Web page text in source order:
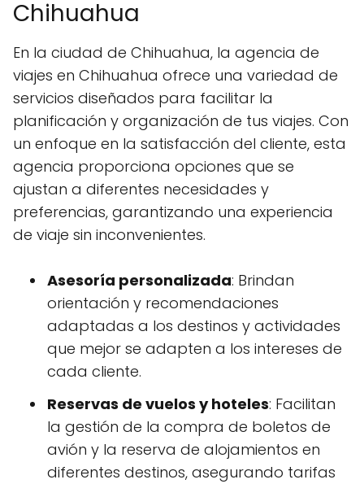
Chihuahua
En la ciudad de Chihuahua, la agencia de
viajes en Chihuahua ofrece una variedad de
servicios diseñados para facilitar la
planificación y organización de tus viajes. Con
un enfoque en la satisfacción del cliente, esta
agencia proporciona opciones que se
ajustan a diferentes necesidades y
preferencias, garantizando una experiencia
de viaje sin inconvenientes.
Asesoría personalizada: Brindan
orientación y recomendaciones
adaptadas a los destinos y actividades
que mejor se adapten a los intereses de
cada cliente.
Reservas de vuelos y hoteles: Facilitan
la gestión de la compra de boletos de
avión y la reserva de alojamientos en
diferentes destinos, asegurando tarifas